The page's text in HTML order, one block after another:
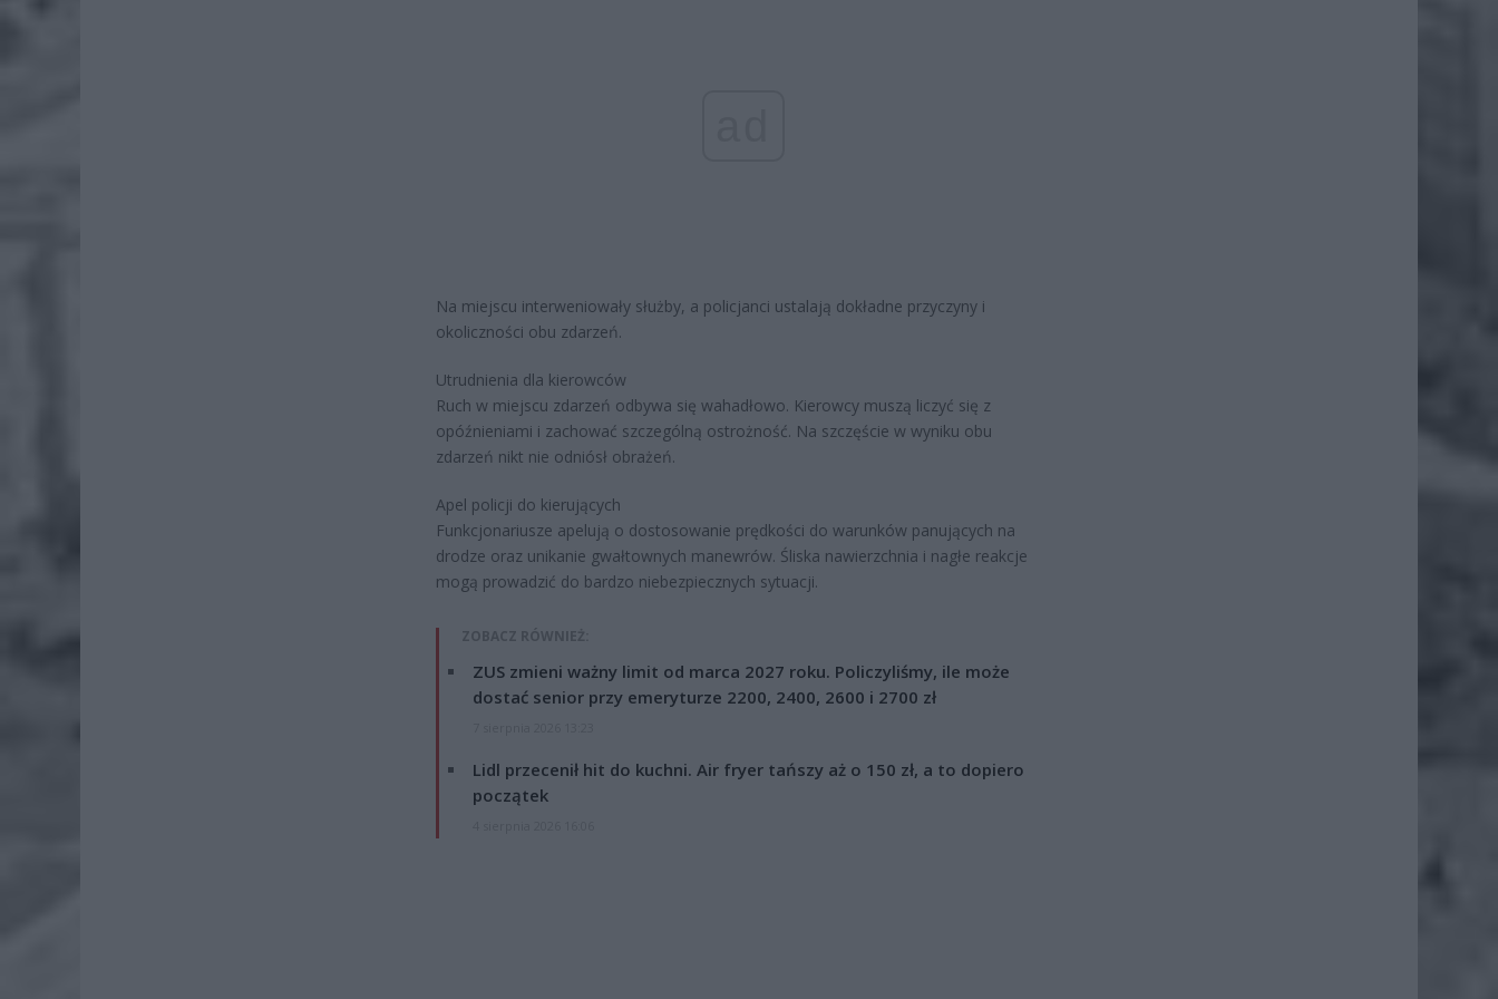
Na miejscu interweniowały służby, a policjanci ustalają dokładne przyczyny i
okoliczności obu zdarzeń.
Utrudnienia dla kierowców
Ruch w miejscu zdarzeń odbywa się wahadłowo. Kierowcy muszą liczyć się z
opóźnieniami i zachować szczególną ostrożność. Na szczęście w wyniku obu
zdarzeń nikt nie odniósł obrażeń.
Apel policji do kierujących
Funkcjonariusze apelują o dostosowanie prędkości do warunków panujących na
drodze oraz unikanie gwałtownych manewrów. Śliska nawierzchnia i nagłe reakcje
mogą prowadzić do bardzo niebezpiecznych sytuacji.
ZOBACZ RÓWNIEŻ:
ZUS zmieni ważny limit od marca 2027 roku. Policzyliśmy, ile może
dostać senior przy emeryturze 2200, 2400, 2600 i 2700 zł
Lidl przecenił hit do kuchni. Air fryer tańszy aż o 150 zł, a to dopiero
początek